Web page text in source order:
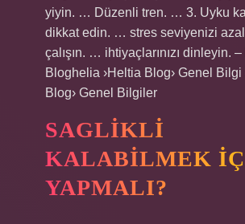
yiyin. … Düzenli tren. … 3. Uyku
dikkat edin. … stres seviyenizi
çalışın. … ihtiyaçlarınızı dinleyin.
Bloghelia ›Heltia Blog› Genel Bilgi
Blog› Genel Bilgiler
SAGLIKLI
KALABILMEK
YAPMALI?